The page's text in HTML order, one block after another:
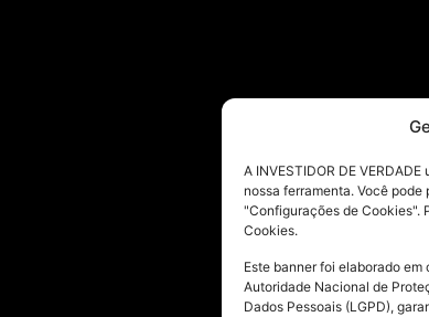
A INVESTIDOR DE
nossa ferramenta. Você
"Configurações de Cookies".
Cookies.
Este banner foi elaborado
Autoridade Nacional de
Dados Pessoais (LGPD),